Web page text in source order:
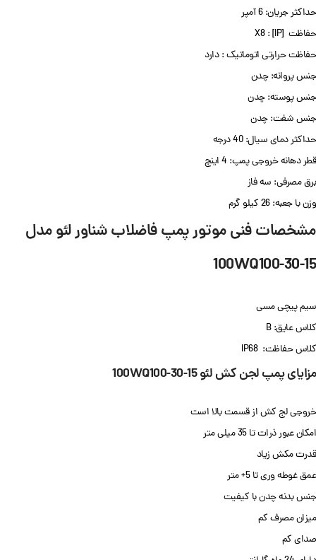
حداکثر جریان: 6 آمپر
حفاظت [IP] : X8
حفاظت حرارتی اتوماتیک : دارد
جنس پروانه: چدن
جنس پوسته: چدن
جنس شفت: چدن
حداکثر دمای سیال: 40 درجه
قطر دهانه خروجی پمپ: 4 اینچ
برق مصرفی: سه فاز
وزن با جعبه: 26 کیلو گرم
مشخصات فنی موتور پمپ فاضلاب شناور لئو مدل
100WQ100-30-15
سیم پیچی مسی
کلاس عایق: B
کلاس حفاظت: IP68
مزایای پمپ لجن کش لئو 100WQ100-30-15
خروجی لج کش از قسمت بالا است
امکان عبور ذرات تا 35 میلی متر
قدرت مکش زیاد
عمق غوطه وری تا 5+ متر
جنس بدنه چدن با کیفیت
میزان مصرف کم
صدای کم